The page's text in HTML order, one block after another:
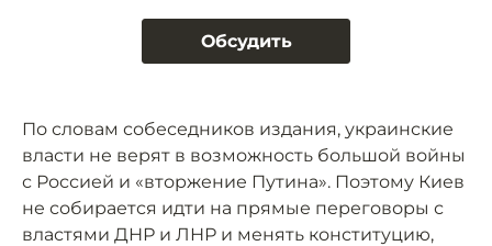
Обсудить
По словам собеседников издания, украинские
власти не верят в возможность большой войны
с Россией и «вторжение Путина». Поэтому Киев
не собирается идти на прямые переговоры с
властями ДНР и ЛНР и менять конституцию,